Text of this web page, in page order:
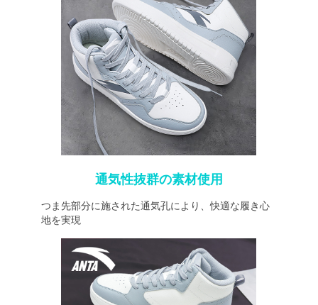
通気性抜群の素材使用
つま先部分に施された通気孔により、快適な履き心
地を実現